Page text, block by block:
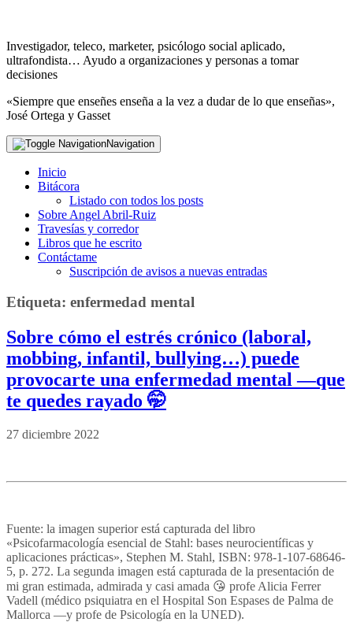
Investigador, teleco, marketer, psicólogo social aplicado,
ultrafondista… Ayudo a organizaciones y personas a tomar
decisiones
«Siempre que enseñes enseña a la vez a dudar de lo que enseñas»,
José Ortega y Gasset
Navigation
Inicio
Bitácora
Listado con todos los posts
Sobre Angel Abril-Ruiz
Travesías y corredor
Libros que he escrito
Contáctame
Suscripción de avisos a nuevas entradas
Etiqueta: enfermedad mental
Sobre cómo el estrés crónico (laboral,
mobbing, infantil, bullying…) puede
provocarte una enfermedad mental —que
te quedes rayado 🤭
27 diciembre 2022
Fuente: la imagen superior está capturada del libro
«Psicofarmacología esencial de Stahl: bases neurocientíficas y
aplicaciones prácticas», Stephen M. Stahl, ISBN: 978-1-107-68646-
5, p. 272. La segunda imagen está capturada de la presentación de
mi gran estimada, admirada y casi amada 😘 profe Alicia Ferrer
Vadell (médico psiquiatra en el Hospital Son Espases de Palma de
Mallorca —y profe de Psicología en la UNED).